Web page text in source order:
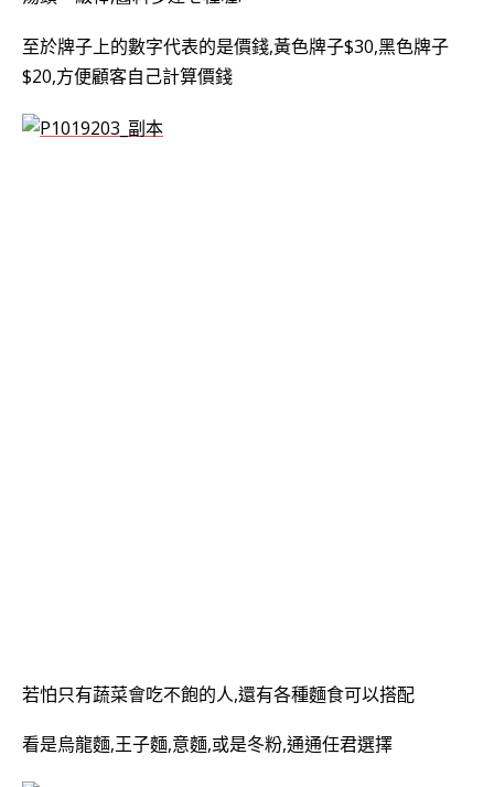
至於牌子上的數字代表的是價錢,黃色牌子$30,黑色牌子
$20,方便顧客自己計算價錢
若怕只有蔬菜會吃不飽的人,還有各種麵食可以搭配
看是烏龍麵,王子麵,意麵,或是冬粉,通通任君選擇